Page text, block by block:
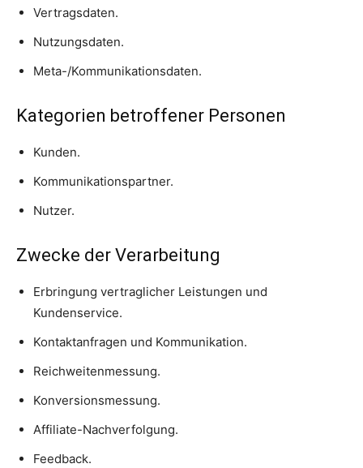
Vertragsdaten.
Nutzungsdaten.
Meta-/Kommunikationsdaten.
Kategorien betroffener Personen
Kunden.
Kommunikationspartner.
Nutzer.
Zwecke der Verarbeitung
Erbringung vertraglicher Leistungen und
Kundenservice.
Kontaktanfragen und Kommunikation.
Reichweitenmessung.
Konversionsmessung.
Affiliate-Nachverfolgung.
Feedback.